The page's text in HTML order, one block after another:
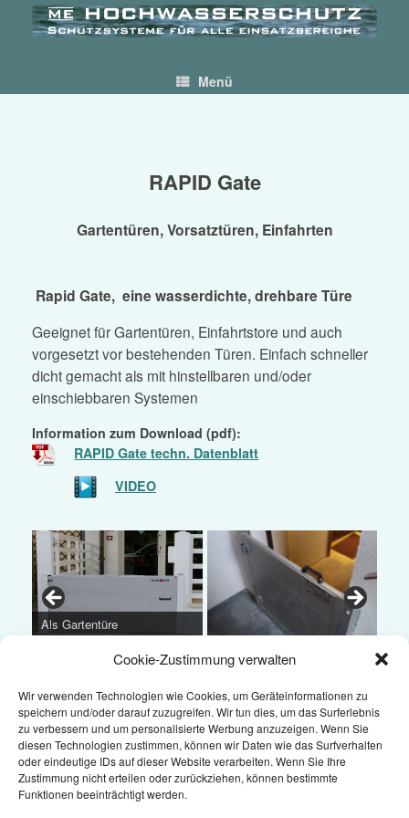
Cookie-Zustimmung verwalten
Wir verwenden Technologien wie Cookies, um Geräteinformationen zu
speichern und/oder darauf zuzugreifen. Wir tun dies, um das Surferlebnis
zu verbessern und um personalisierte Werbung anzuzeigen. Wenn Sie
diesen Technologien zustimmen, können wir Daten wie das Surfverhalten
oder eindeutige IDs auf dieser Website verarbeiten. Wenn Sie Ihre
Zustimmung nicht erteilen oder zurückziehen, können bestimmte
Funktionen beeinträchtigt werden.
Menü
RAPID Gate
Gartentüren, Vorsatztüren, Einfahrten
Rapid Gate, eine wasserdichte, drehbare Türe
Geeignet für Gartentüren, Einfahrtstore und auch
vorgesetzt vor bestehenden Türen. Einfach schneller
dicht gemacht als mit hinstellbaren und/oder
einschiebbaren Systemen
Information zum Download (pdf):
RAPID Gate techn. Datenblatt
VIDEO
Als Gartentüre
Vor bestehenden Türen
Wir verwenden Cookies auf unserer Website, um Ihnen die
bestmögliche Erfahrung bieten zu können, indem wir uns an